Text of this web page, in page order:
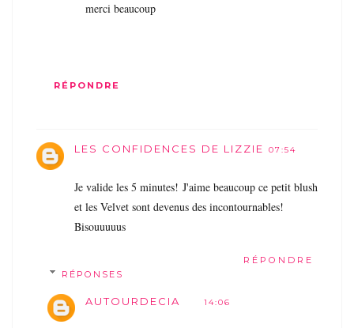
merci beaucoup
RÉPONDRE
LES CONFIDENCES DE LIZZIE 07:54
Je valide les 5 minutes! J'aime beaucoup ce petit blush
et les Velvet sont devenus des incontournables!
Bisouuuuus
RÉPONDRE
RÉPONSES
AUTOURDECIA 14:06